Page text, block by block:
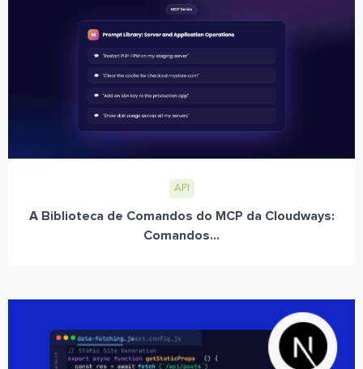
API
A Biblioteca de Comandos do MCP da Cloudways:
Comandos...